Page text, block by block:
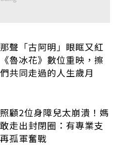
聲「古阿明」眼眶又紅
魯冰花》數位重映，擦
共同走過的人生歲月
顧2位身障兒太崩潰！媽
走出封閉圈：有專業支
孤軍奮戰